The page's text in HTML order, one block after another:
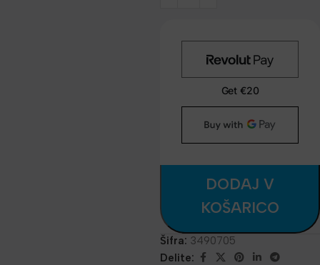
DODAJ V
KOŠARICO
Šifra: 3490705
Delite: